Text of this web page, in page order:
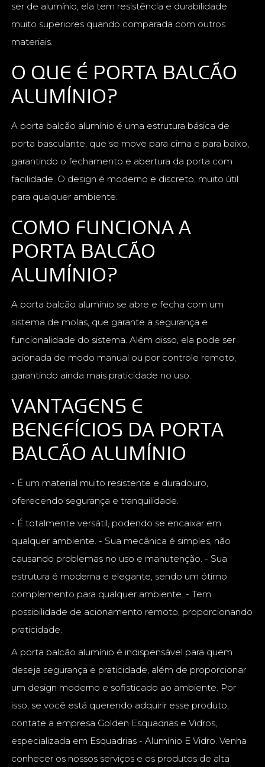
ser de alumínio, ela tem resistência e durabilidade
muito superiores quando comparada com outros
materiais.
O QUE É PORTA BALCÃO
ALUMÍNIO?
A porta balcão alumínio é uma estrutura básica de
porta basculante, que se move para cima e para baixo,
garantindo o fechamento e abertura da porta com
facilidade. O design é moderno e discreto, muito útil
para qualquer ambiente.
COMO FUNCIONA A
PORTA BALCÃO
ALUMÍNIO?
A porta balcão alumínio se abre e fecha com um
sistema de molas, que garante a segurança e
funcionalidade do sistema. Além disso, ela pode ser
acionada de modo manual ou por controle remoto,
garantindo ainda mais praticidade no uso.
VANTAGENS E
BENEFÍCIOS DA PORTA
BALCÃO ALUMÍNIO
- É um material muito resistente e duradouro,
oferecendo segurança e tranquilidade.
- É totalmente versátil, podendo se encaixar em
qualquer ambiente. - Sua mecânica é simples, não
causando problemas no uso e manutenção. - Sua
estrutura é moderna e elegante, sendo um ótimo
complemento para qualquer ambiente. - Tem
possibilidade de acionamento remoto, proporcionando
praticidade.
A porta balcão alumínio é indispensável para quem
deseja segurança e praticidade, além de proporcionar
um design moderno e sofisticado ao ambiente. Por
isso, se você está querendo adquirir esse produto,
contate a empresa Golden Esquadrias e Vidros,
especializada em Esquadrias - Alumínio E Vidro. Venha
conhecer os nossos serviços e os produtos de alta